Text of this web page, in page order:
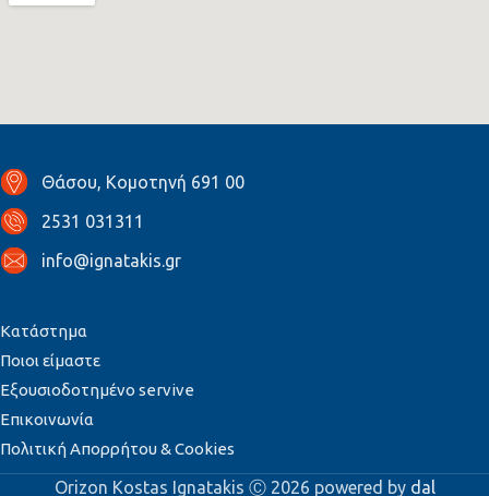
Θάσου, Κομοτηνή 691 00
2531 031311
info@ignatakis.gr
Κατάστημα
Ποιοι είμαστε
Εξουσιοδοτημένο servive
Επικοινωνία
Πολιτική Απορρήτου & Cookies
Orizon Kostas Ignatakis Ⓒ 2026 powered by dal